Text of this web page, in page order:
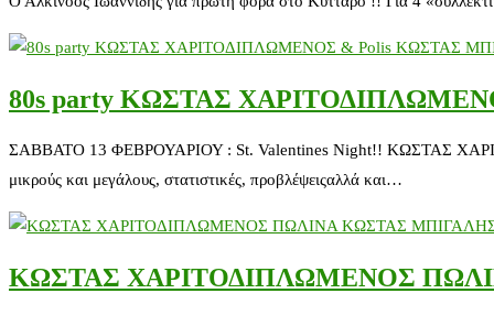
80s party ΚΩΣΤΑΣ
ΣΑΒΒΑΤΟ 13 ΦΕΒΡΟΥΑΡΙΟΥ : St. Valentines Night!! ΚΩΣΤΑΣ
μικρούς και μεγάλους, στατιστικές, προβλέψειςαλλά και…
ΚΩΣΤΑΣ ΧΑΡΙΤΟΔΙΠΛΩΜΕΝΟΣ